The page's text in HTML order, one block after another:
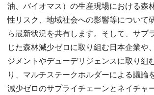
油、バイオマス）の生産現場における森
性リスク、地域社会への影響等について
ら最新状況を共有します。そして、サプ
じた森林減少ゼロに取り組む日本企業や
ジメントやデューデリジェンスに取り組
り、マルチステークホルダーによる議論
減少ゼロのサプライチェーンとネイチャ